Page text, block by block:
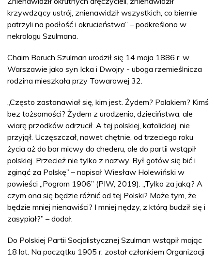
krzywdzący ustrój, znienawidził wszystkich, co biernie
patrzyli na podłość i okrucieństwa” – podkreślono w
nekrologu Szulmana.
Chaim Boruch Szulman urodził się 14 maja 1886 r. w
Warszawie jako syn Icka i Dwojry - uboga rzemieślnicza
rodzina mieszkała przy Towarowej 32.
„Często zastanawiał się, kim jest. Żydem? Polakiem? Kimś
bez tożsamości? Żydem z urodzenia, dzieciństwa, ale
wiarę przodków odrzucił. A tej polskiej, katolickiej, nie
przyjął. Uczęszczał, nawet chętnie, od trzeciego roku
życia aż do bar micwy do chederu, ale do partii wstąpił
polskiej. Przecież nie tylko z nazwy. Był gotów się bić i
zginąć za Polskę” – napisał Wiesław Holewiński w
powieści „Pogrom 1906” (PIW, 2019). „Tylko za jaką? A
czym ona się będzie różnić od tej Polski? Może tym, że
będzie mniej nienawiści? I mniej nędzy, z którą budził się i
zasypiał?” – dodał.
Do Polskiej Partii Socjalistycznej Szulman wstąpił mając
18 lat. Na początku 1905 r. został członkiem Organizacji